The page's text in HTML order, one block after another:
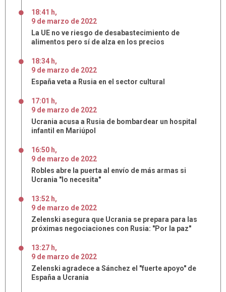
18:41 h,
9 de marzo de 2022
La UE no ve riesgo de desabastecimiento de
alimentos pero sí de alza en los precios
18:34 h,
9 de marzo de 2022
España veta a Rusia en el sector cultural
17:01 h,
9 de marzo de 2022
Ucrania acusa a Rusia de bombardear un hospital
infantil en Mariúpol
16:50 h,
9 de marzo de 2022
Robles abre la puerta al envío de más armas si
Ucrania "lo necesita"
13:52 h,
9 de marzo de 2022
Zelenski asegura que Ucrania se prepara para las
próximas negociaciones con Rusia: "Por la paz"
13:27 h,
9 de marzo de 2022
Zelenski agradece a Sánchez el "fuerte apoyo" de
España a Ucrania